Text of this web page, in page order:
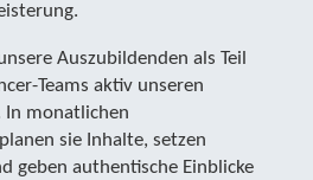
Auszubildenden als Teil
Teams aktiv unseren
In monatlichen
sie Inhalte, setzen
geben authentische Einblicke